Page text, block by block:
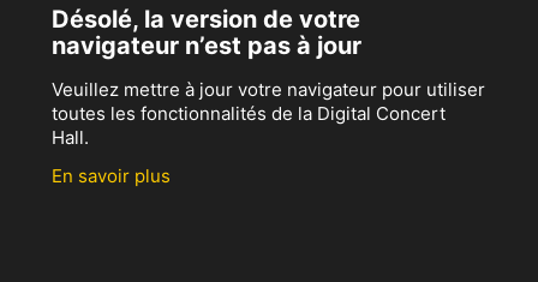
Désolé, la version de votre
navigateur n’est pas à jour
Veuillez mettre à jour votre navigateur pour utiliser
toutes les fonctionnalités de la Digital Concert
Hall.
En savoir plus